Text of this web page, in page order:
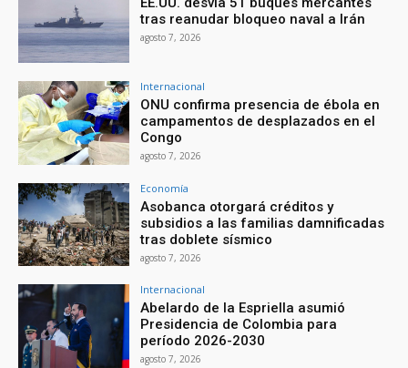
tras reanudar bloqueo naval a Irán
agosto 7, 2026
Internacional
ONU confirma presencia de ébola en
campamentos de desplazados en el
Congo
agosto 7, 2026
Economía
Asobanca otorgará créditos y
subsidios a las familias damnificadas
tras doblete sísmico
agosto 7, 2026
Internacional
Abelardo de la Espriella asumió
Presidencia de Colombia para
período 2026-2030
agosto 7, 2026